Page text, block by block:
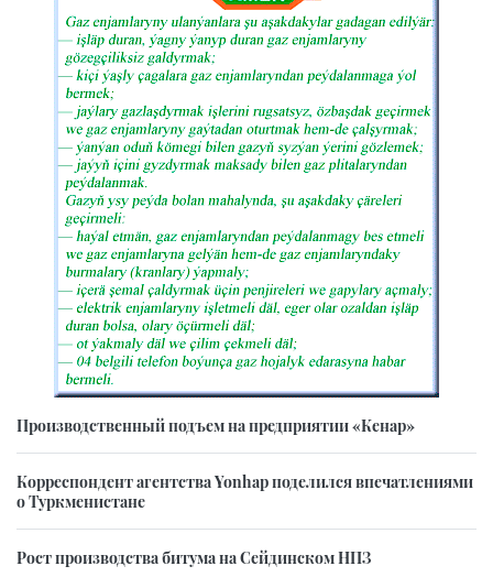
Производственный подъем на предприятии «Кенар»
Корреспондент агентства Yonhap поделился впечатлениями
о Туркменистане
Рост производства битума на Сейдинском НПЗ